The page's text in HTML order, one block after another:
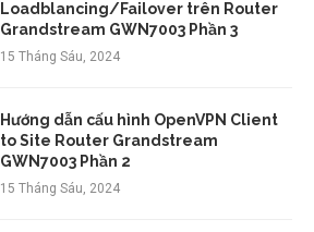
Loadblancing/Failover trên Router
Grandstream GWN7003 Phần 3
15 Tháng Sáu, 2024
Hướng dẫn cấu hình OpenVPN Client
to Site Router Grandstream
GWN7003 Phần 2
15 Tháng Sáu, 2024